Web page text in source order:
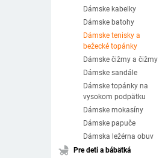
Dámske kabelky
Dámske batohy
Dámske tenisky a
bežecké topánky
Dámske čižmy a čižmy
Dámske sandále
Dámske topánky na
vysokom podpätku
Dámske mokasíny
Dámske papuče
Dámska ležérna obuv
child_friendly Pre deti a bábätká